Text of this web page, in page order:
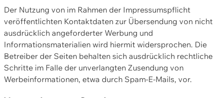
Der Nutzung von im Rahmen der Impressumspflicht
veröffentlichten Kontaktdaten zur Übersendung von nicht
ausdrücklich angeforderter Werbung und
Informationsmaterialien wird hiermit widersprochen. Die
Betreiber der Seiten behalten sich ausdrücklich rechtliche
Schritte im Falle der unverlangten Zusendung von
Werbeinformationen, etwa durch Spam-E-Mails, vor.